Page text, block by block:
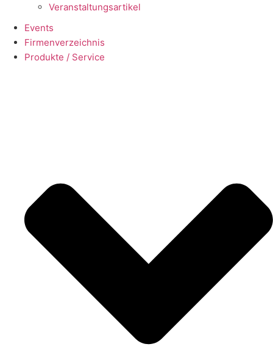
Veranstaltungsartikel
Events
Firmenverzeichnis
Produkte / Service